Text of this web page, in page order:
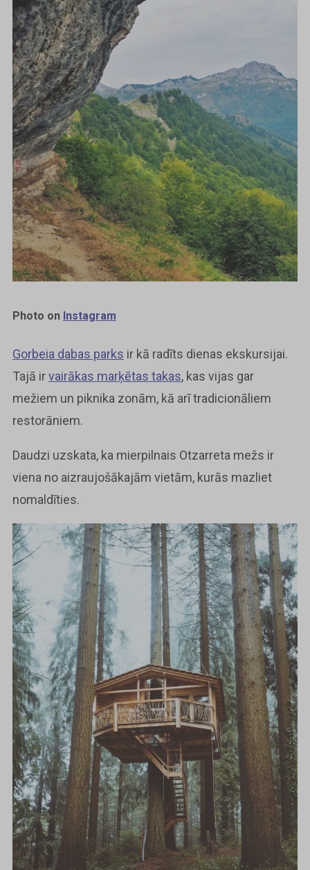
Photo on Instagram
Gorbeia dabas parks ir kā radīts dienas ekskursijai.
Tajā irvairākas marķētas takas, kas vijas gar
mežiem un piknika zonām, kā arī tradicionāliem
restorāniem.
Daudzi uzskata, ka mierpilnais Otzarreta mežs ir
viena no aizraujošākajām vietām, kurās mazliet
nomaldīties.